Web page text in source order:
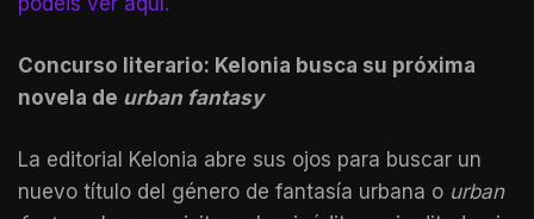
Concurso literario: Kelonia busca su próxima
novela de urban fantasy
La editorial Kelonia abre sus ojos para buscar un
nuevo título del género de fantasía urbana o urban